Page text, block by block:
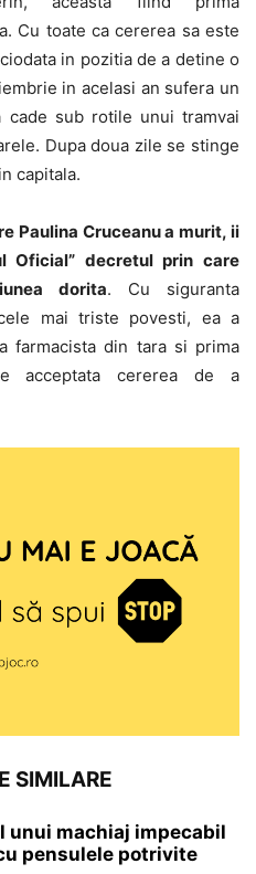
Cu toate ca cererea sa este
in pozitia de a detine o
in acelasi an sufera un
cade sub rotile unui tramvai
Dupa doua zile se stinge
capitala.
Paulina Cruceanu a murit, ii
Oficial” decretul prin care
dorita. Cu siguranta
mai triste povesti, ea a
farmacista din tara si prima
acceptata cererea de a
SIMILARE
unui machiaj impecabil
pensulele potrivite